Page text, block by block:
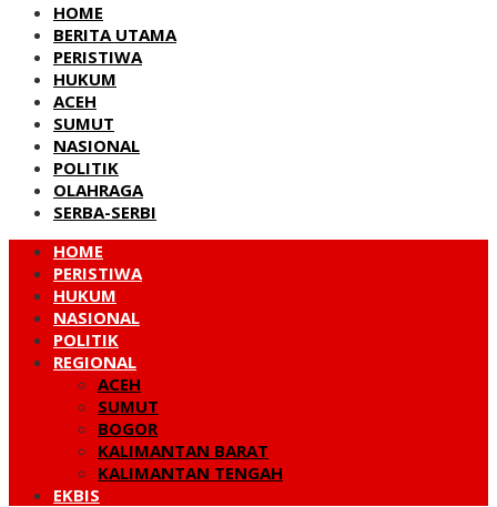
HOME
BERITA UTAMA
PERISTIWA
HUKUM
ACEH
SUMUT
NASIONAL
POLITIK
OLAHRAGA
SERBA-SERBI
HOME
PERISTIWA
HUKUM
NASIONAL
POLITIK
REGIONAL
ACEH
SUMUT
BOGOR
KALIMANTAN BARAT
KALIMANTAN TENGAH
EKBIS